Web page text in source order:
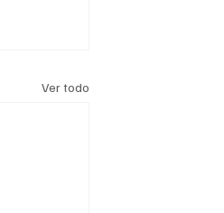
Ver todo